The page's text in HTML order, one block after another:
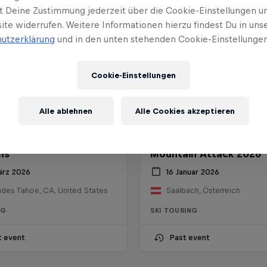
2026
Tahoe, CA, United States
event
Mountain Attack 2026
16 Januar 2026
Saalbach, Österreich
SKI TOURING
Past event
Deine Zustimmung jederzeit über die Cookie-Einstellungen
widerrufen. Weitere Informationen hierzu findest Du in
und in den unten stehenden Cookie-
Cookie-Einstellungen
Alle ablehnen Alle Cookies akzeptieren